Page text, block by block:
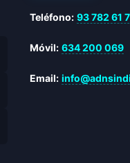
Teléfono: 93 782 61
Móvil: 634 200 069
Email: